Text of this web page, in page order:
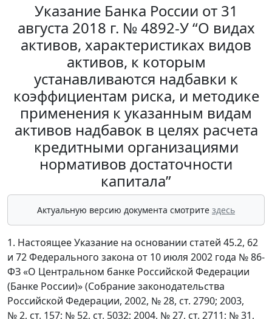
Указание Банка России от 31
августа 2018 г. № 4892-У “О видах
активов, характеристиках видов
активов, к которым
устанавливаются надбавки к
коэффициентам риска, и методике
применения к указанным видам
активов надбавок в целях расчета
кредитными организациями
нормативов достаточности
капитала”
Актуальную версию документа смотрите здесь
1. Настоящее Указание на основании статей 45.2, 62
и 72 Федерального закона от 10 июля 2002 года № 86-
ФЗ «О Центральном банке Российской Федерации
(Банке России)» (Собрание законодательства
Российской Федерации, 2002, № 28, ст. 2790; 2003,
№ 2, ст. 157; № 52, ст. 5032; 2004, № 27, ст. 2711; № 31,